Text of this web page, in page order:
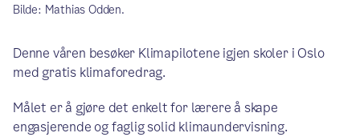
Bilde: Mathias Odden.
Denne våren besøker Klimapilotene igjen skoler i Oslo
med gratis klimaforedrag.
Målet er å gjøre det enkelt for lærere å skape
engasjerende og faglig solid klimaundervisning.